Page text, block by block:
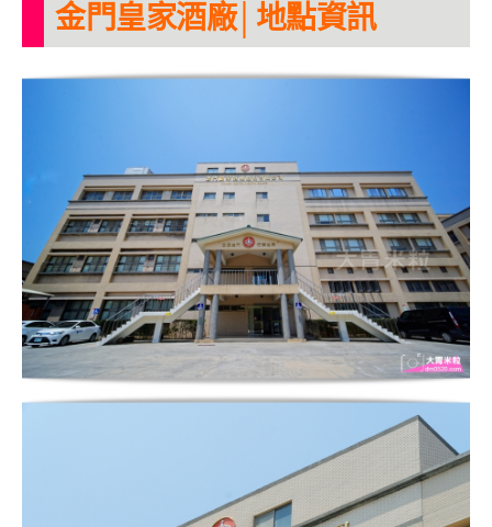
金門皇家酒廠│地點資訊